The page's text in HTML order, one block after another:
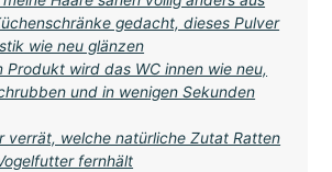
gedacht, dieses Pulver
wie neu glänzen
Produkt wird das WC innen wie neu,
und in wenigen Sekunden
verrät, welche natürliche Zutat Ratten
fernhält